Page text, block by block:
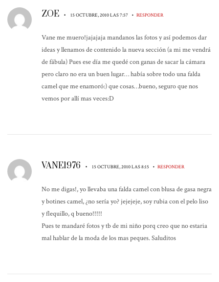
ZOE • 15 OCTUBRE, 2010 LAS 7:57 • RESPONDER
Vane me muero!jajajaja mandanos las fotos y así podemos dar
ideas y llenamos de contenido la nueva sección (a mi me vendrá
de fábula) Pues ese día me quedé con ganas de sacar la cámara
pero claro no era un buen lugar… había sobre todo una falda
camel que me enamoró:) que cosas…bueno, seguro que nos
vemos por allí mas veces:D
VANE1976 • 15 OCTUBRE, 2010 LAS 8:15 • RESPONDER
No me digas!, yo llevaba una falda camel con blusa de gasa negra
y botines camel, ¿no sería yo? jejejeje, soy rubia con el pelo liso
y flequillo, q bueno!!!!!
Pues te mandaré fotos y tb de mi niño porq creo que no estaria
mal hablar de la moda de los mas peques. Saluditos